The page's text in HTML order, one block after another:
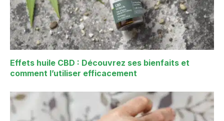
Effets huile CBD : Découvrez ses bienfaits et
comment l’utiliser efficacement